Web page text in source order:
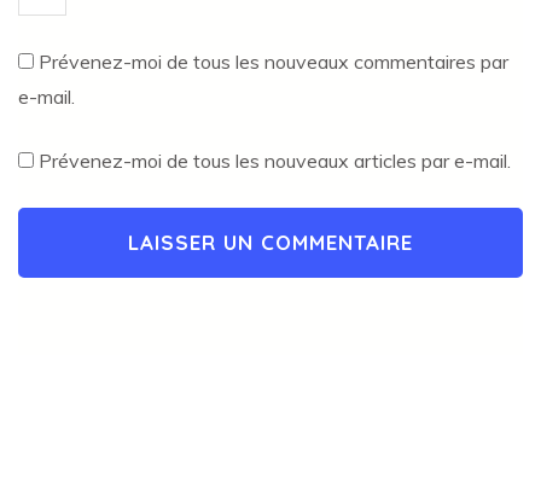
Prévenez-moi de tous les nouveaux commentaires par
e-mail.
Prévenez-moi de tous les nouveaux articles par e-mail.